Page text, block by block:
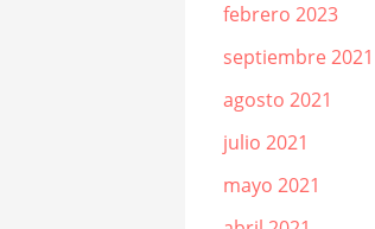
febrero 2023
septiembre 2021
agosto 2021
julio 2021
mayo 2021